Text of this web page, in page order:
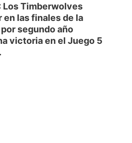
Los Timberwolves
en las finales de la
segundo año
victoria en el Juego 5